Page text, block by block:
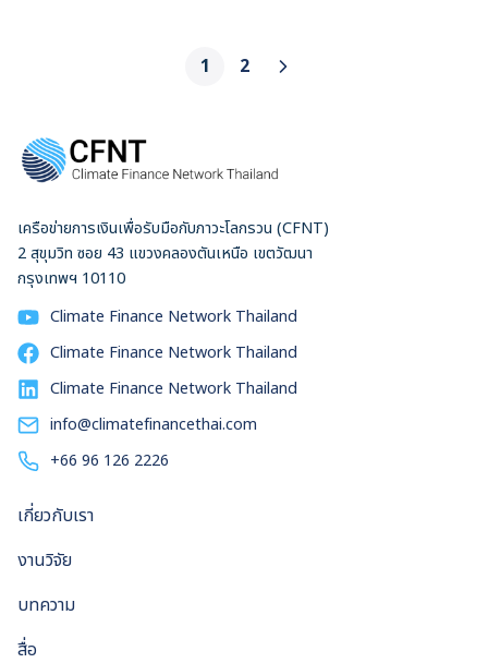
หน้าสร้างโรงไฟฟ้าก๊าซแห่งใหม่อีก 6,300 เมกะวัตต์ รวมถึงใช้
ดูลาร์ขนาดเล็ก (Small Modular Reactors: SMRs) แทนที่จะ
เร่งพัฒนาพลังงานที่ยั่งยืนกว่าอย่างพลังงานแสงอาทิตย์ รายงาน
ผันผวนของราคาก๊าซธรรมชาติเหลว และค่าใช้จ่ายก้อนใหญ่เพื่อ
พัฒนาระบบดักจับและกักเก็บคาร์บอน เรามองว่าทางเลือกที่เหมาะ
สมกว่าคือการพัฒนาพลังงานแสงอาทิตย์อย่างเร่งด่วนซึ่งจะช่วย
กับเป้าหมายด้านการเปลี่ยนแปลงสภาพภูมิอากาศที่ไทยกำหนดไว้
ในเวทีโลก หากไทยต้องการคงไว้ซึ่งความสามารถในการแข่งขัน
ทางเศรษฐกิจอย่างยั่งยืน เราจำเป็นต้องปรับวิธีคิดในการพัฒนา
โครงสร้างพื้นฐานเชื้อเพลิงฟอสซิลที่มีในปัจจุบันซึ่งกำลังจะล้า
สมัยในอนาคตอันใกล้
1 2
เครือข่ายการเงินเพื่อรับมือกับภาวะโลกรวน (CFNT)
2 สุขุมวิท ซอย 43 แขวงคลองตันเหนือ เขตวัฒนา
กรุงเทพฯ 10110
Climate Finance Network Thailand
Climate Finance Network Thailand
Climate Finance Network Thailand
info@climatefinancethai.com
+66 96 126 2226
เกี่ยวกับเรา
งานวิจัย
บทความ
สื่อ